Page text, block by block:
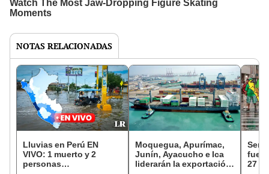
NOTAS RELACIONADAS
Lluvias en Perú EN
VIVO: 1 muerto y 2
personas
Moquegua, Apurímac,
Junín, Ayacucho e Ica
liderarán la exportación
27